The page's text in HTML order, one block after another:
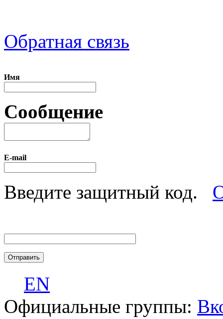
Обратная связь
Имя
Сообщение
E-mail
Введите защитный код.
EN
Официальные группы: